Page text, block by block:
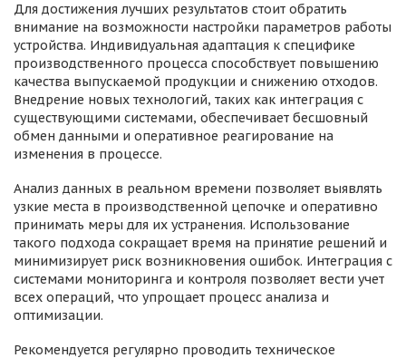
Для достижения лучших результатов стоит обратить
внимание на возможности настройки параметров работы
устройства. Индивидуальная адаптация к специфике
производственного процесса способствует повышению
качества выпускаемой продукции и снижению отходов.
Внедрение новых технологий, таких как интеграция с
существующими системами, обеспечивает бесшовный
обмен данными и оперативное реагирование на
изменения в процессе.
Анализ данных в реальном времени позволяет выявлять
узкие места в производственной цепочке и оперативно
принимать меры для их устранения. Использование
такого подхода сокращает время на принятие решений и
минимизирует риск возникновения ошибок. Интеграция с
системами мониторинга и контроля позволяет вести учет
всех операций, что упрощает процесс анализа и
оптимизации.
Рекомендуется регулярно проводить техническое